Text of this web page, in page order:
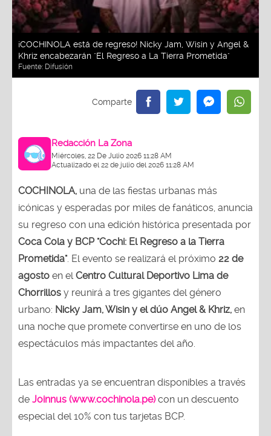
¡COCHINOLA está de regreso! Nicky Jam, Wisin y Angel &
Khriz encabezarán "El Regreso a La Tierra Prometida"
Fuente: Difusión
Redacción La Zona
Miércoles, 22 De Julio 2026 11:28 AM
Actualizado el 22 de julio del 2026 11:28 AM
COCHINOLA, una de las fiestas urbanas más
icónicas y esperadas por miles de fanáticos, anuncia
su regreso con una edición histórica presentada por
Coca Cola y BCP "Cochi: El Regreso a la Tierra
Prometida". El evento se realizará el próximo 22 de
agosto en elCentro Cultural Deportivo Lima de
Chorrillos y reunirá a tres gigantes del género
urbano: Nicky Jam, Wisin y el dúo Angel & Khriz, en
una noche que promete convertirse en uno de los
espectáculos más impactantes del año.
Las entradas ya se encuentran disponibles a través
de Joinnus (www.cochinola.pe)con un descuento
especial del 10% con tus tarjetas BCP.